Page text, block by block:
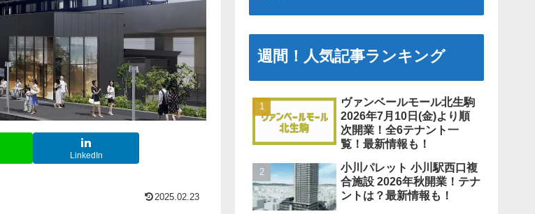
LinkedIn
2025.02.23
週間！人気記事ランキング
ヴァンベールモール北生駒
2026年7月10日(金)より順
次開業！全6テナント一
覧！最新情報も！
小川パレット 小川駅西口複
合施設 2026年秋開業！テナ
ントは？最新情報も！